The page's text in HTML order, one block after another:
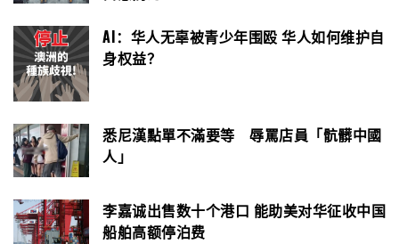
AI：华人无辜被青少年围殴 华人如何维护自
身权益？
悉尼漢點單不滿要等 辱罵店員「骯髒中國
人」
李嘉诚出售数十个港口 能助美对华征收中国
船舶高额停泊费